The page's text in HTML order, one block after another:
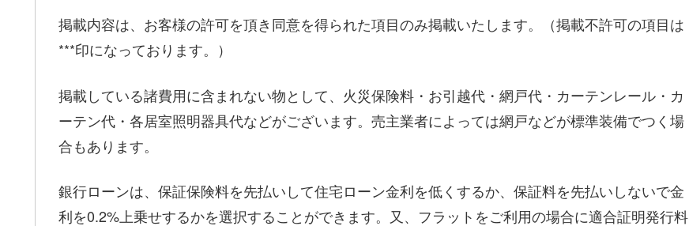
掲載内容は、お客様の許可を頂き同意を得られた項目のみ掲載いたします。（掲載不許可の項目は
***印になっております。）
掲載している諸費用に含まれない物として、火災保険料・お引越代・網戸代・カーテンレール・カ
ーテン代・各居室照明器具代などがございます。売主業者によっては網戸などが標準装備でつく場
合もあります。
銀行ローンは、保証保険料を先払いして住宅ローン金利を低くするか、保証料を先払いしないで金
利を0.2%上乗せするかを選択することができます。又、フラットをご利用の場合に適合証明発行料